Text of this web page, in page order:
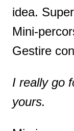
idea.
Mini-
Gestire
I really go
yours.